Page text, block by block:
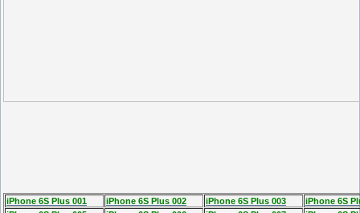
iPhone 6S Plus 001 iPhone 6S Plus 002 iPhone 6S Plus 003
iPhone 6S